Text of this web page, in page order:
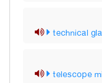
technical
telescope